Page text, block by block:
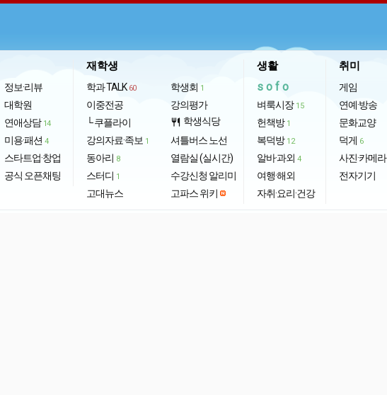
정보·리뷰
대학원
연애상담 14
미용·패션 4
스타트업·창업
공식 오픈채팅
재학생
학과 TALK 60
이중전공
└ 쿠플라이
강의자료·족보 1
동아리 8
스터디 1
고대뉴스
학생회 1
강의평가
restaurant 학생식당
셔틀버스 노선
열람실 (실시간)
수강신청 알리미
고파스 위키
생활
sofo
벼룩시장 15
헌책방 1
복덕방 12
알바·과외 4
여행·해외
자취·요리·건강
취미
게임
연예·방송
문화교양
덕게 6
사진·카메라
전자기기